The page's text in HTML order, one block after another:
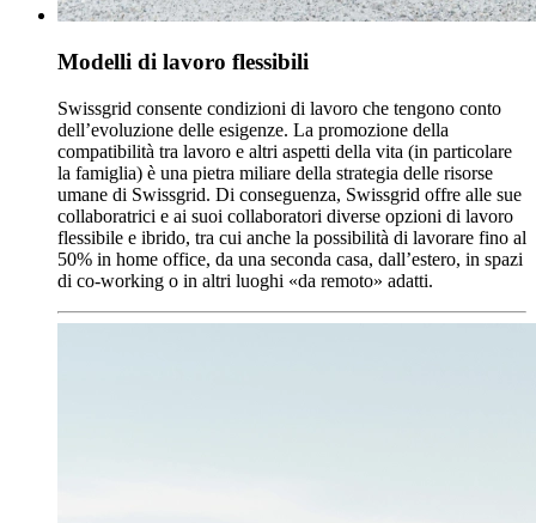
Modelli di lavoro flessibili
Swissgrid consente condizioni di lavoro che tengono conto
dell’evoluzione delle esigenze. La promozione della
compatibilità tra lavoro e altri aspetti della vita (in particolare
la famiglia) è una pietra miliare della strategia delle risorse
umane di Swissgrid. Di conseguenza, Swissgrid offre alle sue
collaboratrici e ai suoi collaboratori diverse opzioni di lavoro
flessibile e ibrido, tra cui anche la possibilità di lavorare fino al
50% in home office, da una seconda casa, dall’estero, in spazi
di co-working o in altri luoghi «da remoto» adatti.